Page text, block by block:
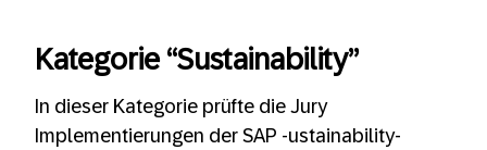
Kategorie “Sustainability”
In dieser Kategorie prüfte die Jury
Implementierungen der SAP -ustainability-